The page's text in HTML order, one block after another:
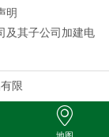
明
及其子公司加建电
限